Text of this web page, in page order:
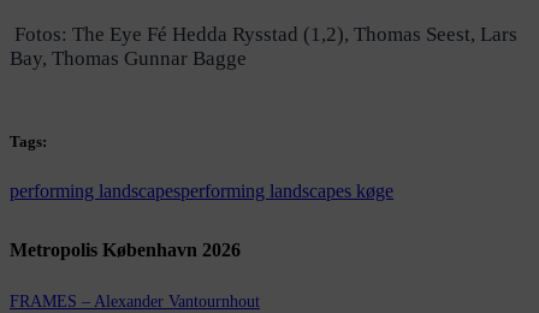
Fotos: The Eye Fé Hedda Rysstad (1,2), Thomas Seest, Lars
Bay, Thomas Gunnar Bagge
Tags:
performing landscapesperforming landscapes køge
Metropolis København 2026
FRAMES – Alexander Vantournhout